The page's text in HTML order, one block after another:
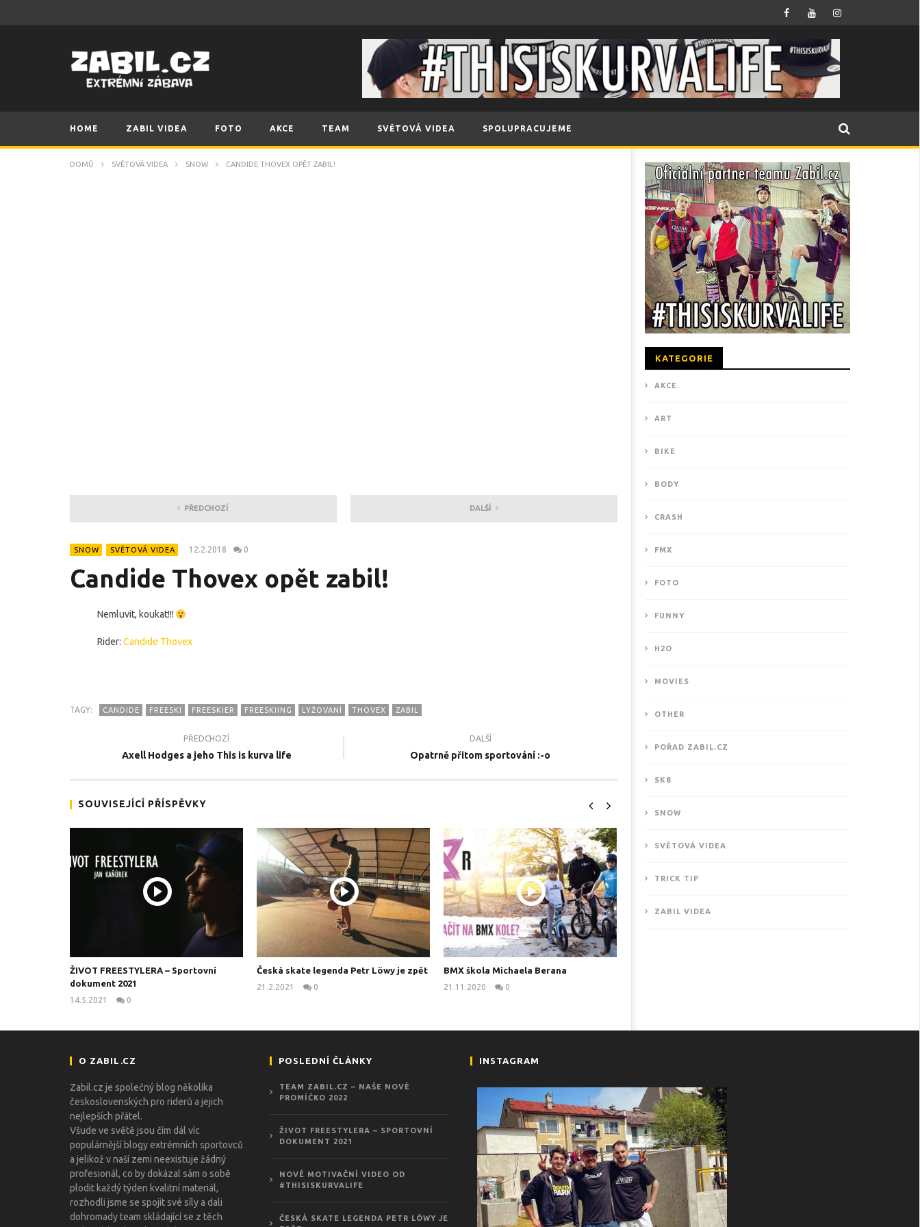
HOME ZABIL VIDEA FOTO AKCE TEAM SVĚTOVÁ VIDEA SPOLUPRACUJEME
DOMŮ SVĚTOVÁ VIDEA SNOW CANDIDE THOVEX OPĚT ZABIL!
PŘEDCHOZÍ DALŠÍ
SNOW SVĚTOVÁ VIDEA 12.2.2018 0
Candide Thovex opět zabil!
TEĎ PROHLÍŽENÉ
Candide Thovex opět zabil!
12.2.2018
promíčko 2022
ŽIVOT FREESTYLERA - Sportovní
dokument 2021
Nové motivační video od
Nemluvit, koukat!!!
Rider: Candide Thovex
TAGY: CANDIDE FREESKI FREESKIER FREESKIING LYŽOVANÍ THOVEX ZABIL
PŘEDCHOZÍ
Axell Hodges a jeho This is kurva life
DALŠÍ
Opatrně přitom sportování :-o
SOUVISEJÍCÍ PŘÍSPĚVKY
ŽIVOT FREESTYLERA – Sportovní
dokument 2021
14.5.2021
0
Česká skate legenda Petr Löwy je zpět
21.2.2021
0
BMX škola Michaela Berana
21.11.2020
0
KATEGORIE
AKCE
ART
BIKE
BODY
CRASH
FMX
FOTO
FUNNY
H2O
MOVIES
OTHER
POŘAD ZABIL.CZ
SK8
SNOW
SVĚTOVÁ VIDEA
TRICK TIP
ZABIL VIDEA
O ZABIL.CZ
Zabil.cz je společný blog několika
československých pro riderů a jejich
nejlepších přátel.
Všude ve světě jsou čím dál víc
populárnější blogy extrémních sportovců
a jelikož v naší zemi neexistuje žádný
profesionál, co by dokázal sám o sobě
plodit každý týden kvalitní materiál,
rozhodli jsme se spojit své síly a dali
dohromady team skládající se z těch
POSLEDNÍ ČLÁNKY
TEAM ZABIL.CZ – NAŠE NOVÉ
PROMÍČKO 2022
ŽIVOT FREESTYLERA – SPORTOVNÍ
DOKUMENT 2021
NOVÉ MOTIVAČNÍ VIDEO OD
#THISISKURVALIFE
ČESKÁ SKATE LEGENDA PETR LÖWY JE
INSTAGRAM